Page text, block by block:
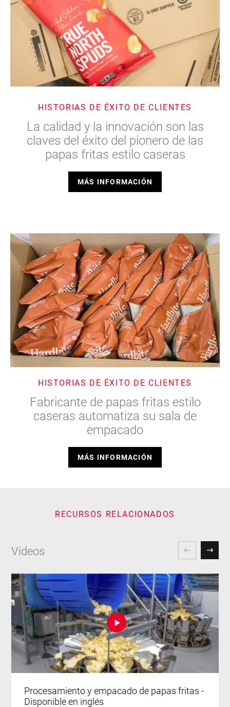
HISTORIAS DE ÉXITO DE CLIENTES
La calidad y la innovación son las
claves del éxito del pionero de las
papas fritas estilo caseras
MÁS INFORMACIÓN
HISTORIAS DE ÉXITO DE CLIENTES
Fabricante de papas fritas estilo
caseras automatiza su sala de
empacado
MÁS INFORMACIÓN
RECURSOS RELACIONADOS
Videos
Procesamiento y empacado de papas fritas -
Disponible en inglés